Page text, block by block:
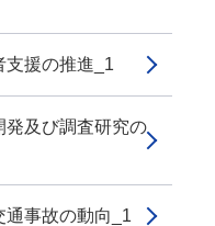
援の推進_1
及び調査研究の
事故の動向_1